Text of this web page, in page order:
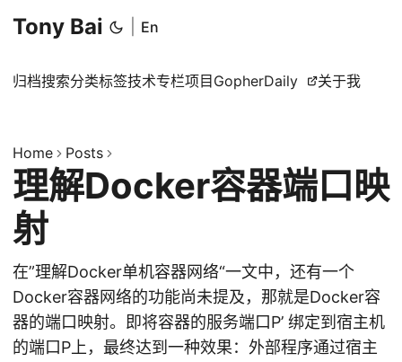
Tony Bai En
归档搜索分类标签技术专栏项目 GopherDaily 关于我
Home Posts
理解Docker容器端口映
射
在”理解Docker单机容器网络“一文中，还有一个
Docker容器网络的功能尚未提及，那就是Docker容
器的端口映射。即将容器的服务端口P’ 绑定到宿主机
的端口P上，最终达到一种效果：外部程序通过宿主